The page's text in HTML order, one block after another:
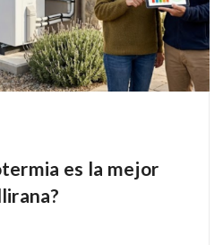
es la mejor